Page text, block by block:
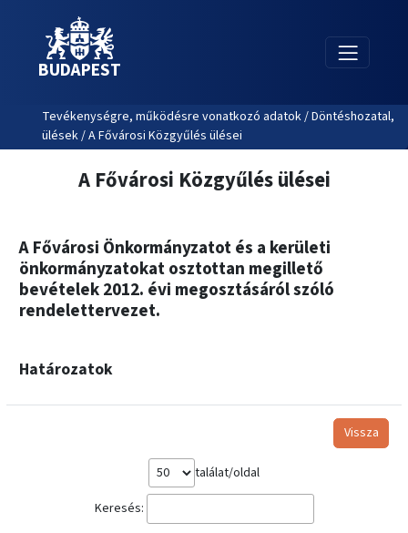
BUDAPEST
Tevékenységre, működésre vonatkozó adatok / Döntéshozatal,
ülések / A Fővárosi Közgyűlés ülései
A Fővárosi Közgyűlés ülései
A Fővárosi Önkormányzatot és a kerületi
önkormányzatokat osztottan megillető
bevételek 2012. évi megosztásáról szóló
rendelettervezet.
Határozatok
Vissza
találat/oldal
Keresés: